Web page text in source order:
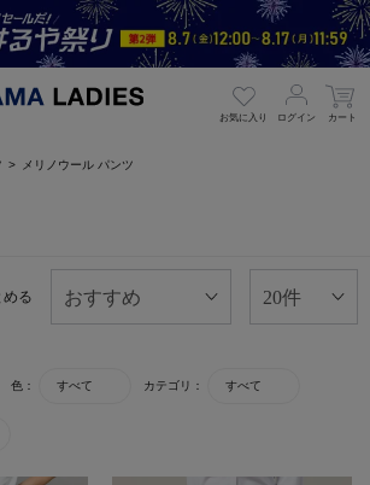
お気に入り ログイン カート
メリノウール パンツ
める
色： すべて カテゴリ： すべて